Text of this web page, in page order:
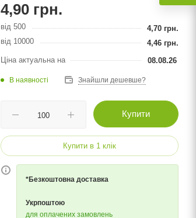
4,90 грн.
від 500 4,70 грн.
від 10000
4,46 грн.
Ціна актуальна на
08.08.26
В наявності Знайшли дешевше?
Купити
Купити в 1 клік
*Безкоштовна доставка
Укрпоштою
для оплачених замовлень